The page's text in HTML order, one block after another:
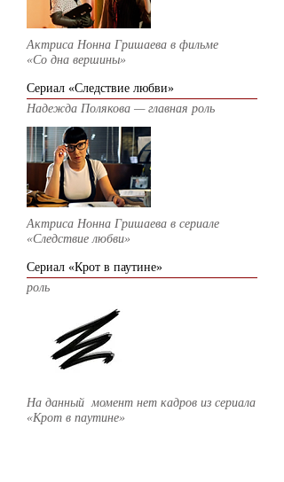
Актриса Нонна Гришаева в фильме
«Со дна вершины»
Сериал «Следствие любви»
Надежда Полякова — главная роль
Актриса Нонна Гришаева в сериале
«Следствие любви»
Сериал «Крот в паутине»
роль
На данный момент нет кадров из сериала
«Крот в паутине»